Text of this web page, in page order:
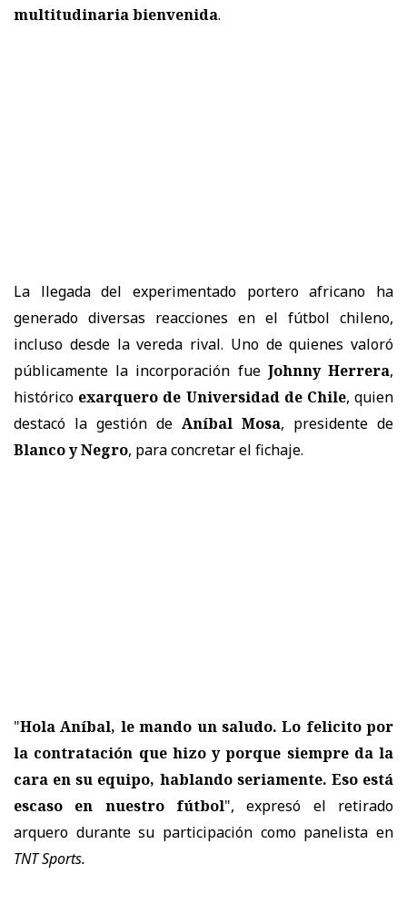
multitudinaria bienvenida.
La llegada del experimentado portero africano ha
generado diversas reacciones en el fútbol chileno,
incluso desde la vereda rival. Uno de quienes valoró
públicamente la incorporación fue Johnny Herrera,
histórico exarquero de Universidad de Chile, quien
destacó la gestión de Aníbal Mosa, presidente de
Blanco y Negro, para concretar el fichaje.
"Hola Aníbal, le mando un saludo. Lo felicito por
la contratación que hizo y porque siempre da la
cara en su equipo, hablando seriamente. Eso está
escaso en nuestro fútbol", expresó el retirado
arquero durante su participación como panelista en
TNT Sports.